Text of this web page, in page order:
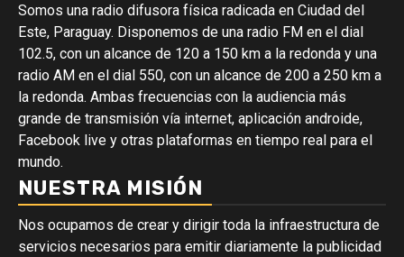
Somos una radio difusora física radicada en Ciudad del
Este, Paraguay. Disponemos de una radio FM en el dial
102.5, con un alcance de 120 a 150 km a la redonda y una
radio AM en el dial 550, con un alcance de 200 a 250 km a
la redonda. Ambas frecuencias con la audiencia más
grande de transmisión vía internet, aplicación androide,
Facebook live y otras plataformas en tiempo real para el
mundo.
NUESTRA MISIÓN
Nos ocupamos de crear y dirigir toda la infraestructura de
servicios necesarios para emitir diariamente la publicidad